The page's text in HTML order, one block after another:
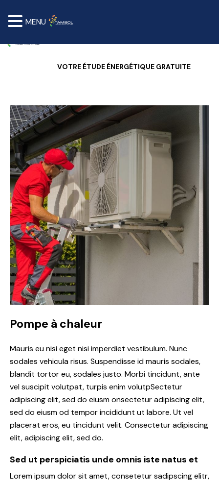
VOTRE ÉTUDE ÉNERGÉTIQUE GRATUITE
Pompe à chaleur
Mauris eu nisi eget nisi imperdiet vestibulum. Nunc
sodales vehicula risus. Suspendisse id mauris sodales,
blandit tortor eu, sodales justo. Morbi tincidunt, ante
vel suscipit volutpat, turpis enim volutpSectetur
adipiscing elit, sed do eiusm onsectetur adipiscing elit,
sed do eiusm od tempor incididunt ut labore. Ut vel
placerat eros, eu tincidunt velit. Consectetur adipiscing
elit, adipiscing elit, sed do.
Sed ut perspiciatis unde omnis iste natus et
Lorem ipsum dolor sit amet, consetetur sadipscing elitr,
MENU